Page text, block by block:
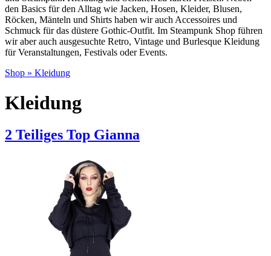
den Basics für den Alltag wie Jacken, Hosen, Kleider, Blusen,
Röcken, Mänteln und Shirts haben wir auch Accessoires und
Schmuck für das düstere Gothic-Outfit. Im Steampunk Shop führen
wir aber auch ausgesuchte Retro, Vintage und Burlesque Kleidung
für Veranstaltungen, Festivals oder Events.
Shop » Kleidung
Kleidung
2 Teiliges Top Gianna